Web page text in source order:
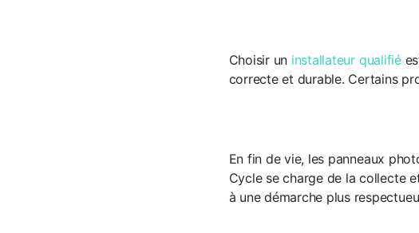
Choisir un installateur qualifié
correcte et durable. Certains
En fin de vie, les panneaux
Cycle se charge de la collecte
à une démarche plus